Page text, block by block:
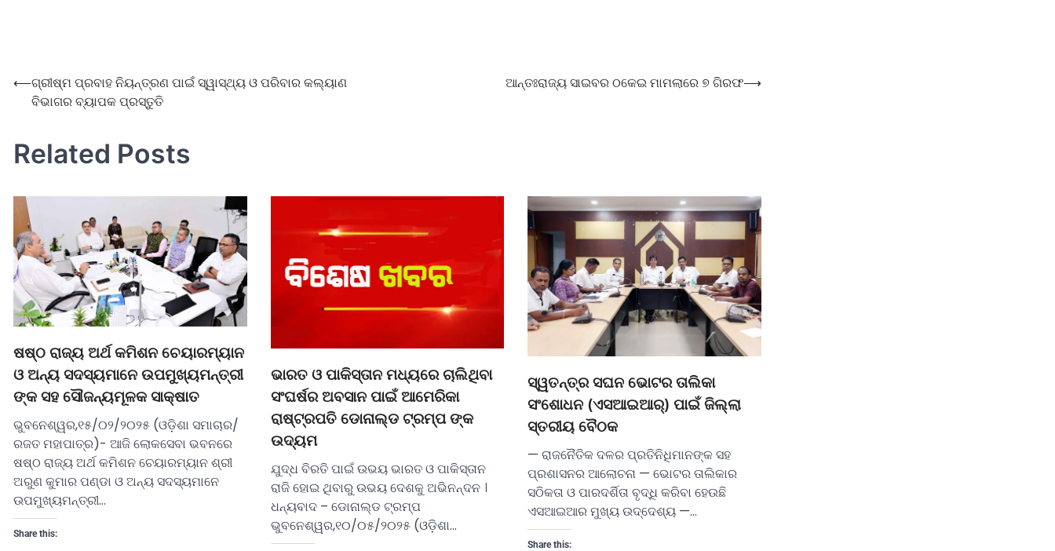
⟵ଗ୍ରୀଷ୍ମ ପ୍ରବାହ ନିୟନ୍ତ୍ରଣ ପାଇଁ ସ୍ୱାସ୍ଥ୍ୟ ଓ ପରିବାର କଲ୍ୟାଣ
ବିଭାଗର ବ୍ୟାପକ ପ୍ରସ୍ତୁତି
ଆନ୍ତଃରାଜ୍ୟ ସାଇବର ଠକେଇ ମାମଲାରେ ୭ ଗିରଫ⟶
Related Posts
ଷଷ୍ଠ ରାଜ୍ୟ ଅର୍ଥ କମିଶନ ଚେୟାରମ୍ୟାନ
ଓ ଅନ୍ୟ ସଦସ୍ୟମାନେ ଉପମୁଖ୍ୟମନ୍ତ୍ରୀ
ଙ୍କ ସହ ସୌଜନ୍ୟମୂଳକ ସାକ୍ଷାତ
ଭୁବନେଶ୍ୱର,୧୫/୦୨/୨୦୨୫ (ଓଡ଼ିଶା ସମାଚାର/
ରଜତ ମହାପାତ୍ର)- ଆଜି ଲୋକସେବା ଭବନରେ
ଷଷ୍ଠ ରାଜ୍ୟ ଅର୍ଥ କମିଶନ ଚେୟାରମ୍ୟାନ ଶ୍ରୀ
ଅରୁଣ କୁମାର ପଣ୍ଡା ଓ ଅନ୍ୟ ସଦସ୍ୟମାନେ
ଉପମୁଖ୍ୟମନ୍ତ୍ରୀ…
Share this:
ଭାରତ ଓ ପାକିସ୍ତାନ ମଧ୍ୟରେ ଚାଲିଥିବା
ସଂଘର୍ଷର ଅବସାନ ପାଇଁ ଆମେରିକା
ରାଷ୍ଟ୍ରପତି ଡୋନାଲ୍ଡ ଟ୍ରମ୍ପ ଙ୍କ
ଉଦ୍ୟମ
ଯୁଦ୍ଧ ବିରତି ପାଇଁ ଉଭୟ ଭାରତ ଓ ପାକିସ୍ତାନ
ରାଜି ହୋଇ ଥିବାରୁ ଉଭୟ ଦେଶକୁ ଅଭିନନ୍ଦନ ।
ଧନ୍ୟବାଦ – ଡୋନାଲ୍ଡ ଟ୍ରମ୍ପ
ଭୁବନେଶ୍ୱର,୧୦/୦୫/୨୦୨୫ (ଓଡ଼ିଶା…
ସ୍ୱତନ୍ତ୍ର ସଘନ ଭୋଟର ତାଲିକା
ସଂଶୋଧନ (ଏସଆଇଆର୍) ପାଇଁ ଜିଲ୍ଲା
ସ୍ତରୀୟ ବୈଠକ
— ରାଜନୈତିକ ଦଳର ପ୍ରତିନିଧିମାନଙ୍କ ସହ
ପ୍ରଶାସନର ଆଲୋଚନା — ଭୋଟର ତାଲିକାର
ସଠିକତା ଓ ପାରଦର୍ଶିତା ବୃଦ୍ଧି କରିବା ହେଉଛି
ଏସଆଇଆର ମୁଖ୍ୟ ଉଦ୍ଦେଶ୍ୟ —…
Share this: